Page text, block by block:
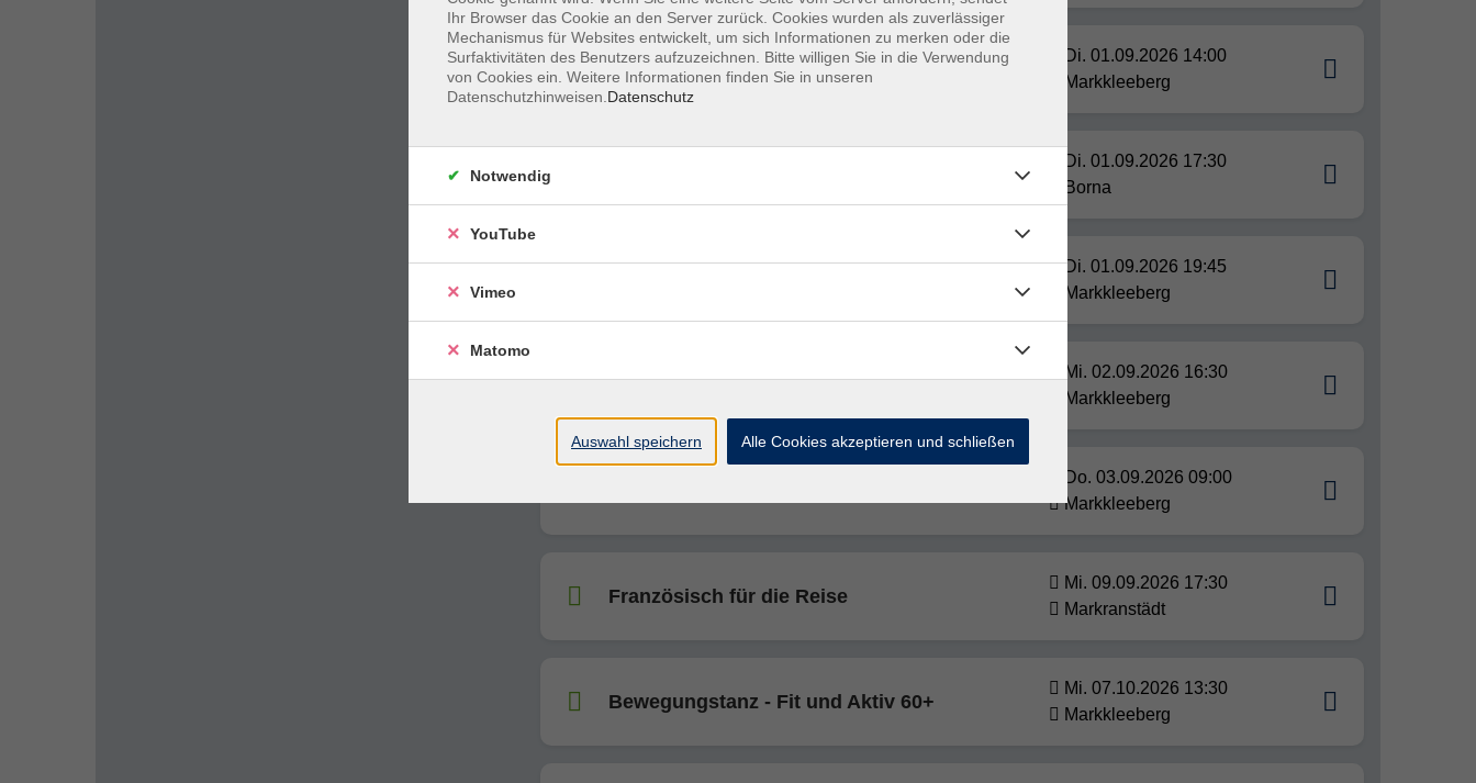
Hatha Yoga
Di. 01.09.2026 14:00
Markkleeberg
Di. 01.09.2026 17:30
Borna
Fusion Belly Dance – Orientalischer Tanz
Di. 01.09.2026 19:45
Markkleeberg
Contemporary Dance
Mi. 02.09.2026 16:30
Markkleeberg
Do. 03.09.2026 09:00
Markkleeberg
Französisch für die Reise
Mi. 09.09.2026 17:30
Markranstädt
Bewegungstanz - Fit und Aktiv 60+
Mi. 07.10.2026 13:30
Markkleeberg
Ihr Browser das Cookie an den Server zurück. Cookies wurden als zuverlässiger
Mechanismus für Websites entwickelt, um sich Informationen zu merken oder die
Surfaktivitäten des Benutzers aufzuzeichnen. Bitte willigen Sie in die Verwendung
von Cookies ein. Weitere Informationen finden Sie in unseren
Datenschutzhinweisen. Datenschutz
Notwendig
YouTube
Vimeo
Matomo
Auswahl speichern Alle Cookies akzeptieren und schließen